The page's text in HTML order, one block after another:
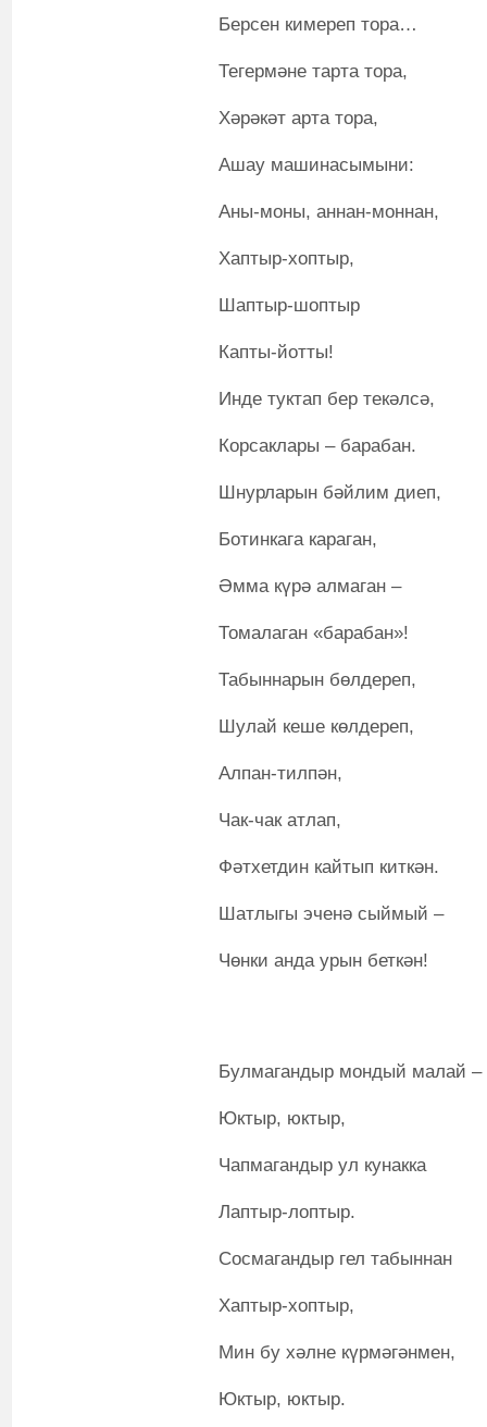
Берсен кимереп тора…
Тегермәне тарта тора,
Хәрәкәт арта тора,
Ашау машинасымыни:
Аны-моны, аннан-моннан,
Хаптыр-хоптыр,
Шаптыр-шоптыр
Капты-йотты!
Инде туктап бер текәлсә,
Корсаклары – барабан.
Шнурларын бәйлим диеп,
Ботинкага караган,
Әмма күрә алмаган –
Томалаган «барабан»!
Табыннарын бөлдереп,
Шулай кеше көлдереп,
Алпан-тилпән,
Чак-чак атлап,
Фәтхетдин кайтып киткән.
Шатлыгы эченә сыймый –
Чөнки анда урын беткән!
Булмагандыр мондый малай –
Юктыр, юктыр,
Чапмагандыр ул кунакка
Лаптыр-лоптыр.
Сосмагандыр гел табыннан
Хаптыр-хоптыр,
Мин бу хәлне күрмәгәнмен,
Юктыр, юктыр.